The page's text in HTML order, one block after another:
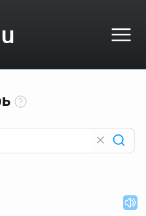
словарём?
автоматически подберёт
и покажет их во
со словарными